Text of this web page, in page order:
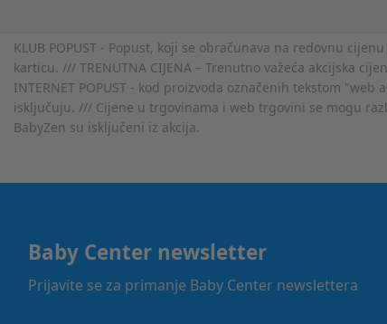
KLUB POPUST - Popust, koji se obračunava na redovnu
karticu. /// TRENUTNA CIJENA – Trenutno važeća akcijska
INTERNET POPUST - kod proizvoda označenih tekstom
isključuju. /// Cijene u trgovinama i web trgovini se mogu
BabyZen su isključeni iz akcija.
Baby Center newsletter
Prijavite se za primanje Baby Center newslettera